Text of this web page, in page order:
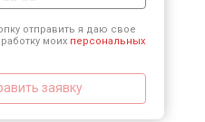
отправить я даю свое
моих персональных
заявку